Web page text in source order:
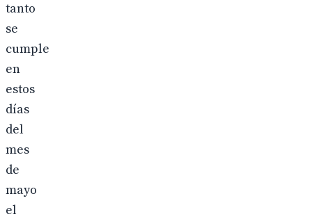
tanto
se
cumple
en
estos
días
del
mes
de
mayo
el